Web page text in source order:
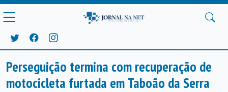
Perseguição termina com recuperação de
motocicleta furtada em Taboão da Serra